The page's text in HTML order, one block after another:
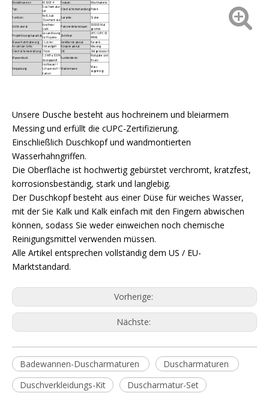
Modellnummer: AF6003-4 Feature:
Mischbatterie
Typ:
Duscharmatur-
Set
Oberflächenbehandlung:Poliert
Funktion:
Heiß, kalt
Duscharmatur
Garantie: 5 Jahre
Griffmaterial:
Rostfreier
Stahl
Patronenlebensdauer:
500000 Mal
geöffnet
Projektlösungskapazität:
Gesamtlösung
für Projekte
Zertifikat:
UPC CUPC CE
WRAS
Wasserhahnhalterung:
2 Löcher Ventilkernmaterial:
Keramik
Anzahl der Griffe:
Einhandgriff Körpermaterial:
Messing
Oberflächenveredelung: Chrom Stil:
Zeitgenössisch
Wasserdruck:
1,5 MPa 100 %
druckgeprüft
Kundendienst:
Rückgabe und
Ersatz
Verpackung:
Stoffbeutel +
Schaumstoff +
Karton
Markenname:
Mass
angefertigt
Unsere Dusche besteht aus hochreinem und bleiarmem
Messing und erfüllt die cUPC-Zertifizierung.
Einschließlich Duschkopf und wandmontierten
Wasserhahngriffen.
Die Oberfläche ist hochwertig gebürstet verchromt, kratzfest,
korrosionsbeständig, stark und langlebig.
Der Duschkopf besteht aus einer Düse für weiches Wasser,
mit der Sie Kalk und Kalk einfach mit den Fingern abwischen
können, sodass Sie weder einweichen noch chemische
Reinigungsmittel verwenden müssen.
Alle Artikel entsprechen vollständig dem US / EU-
Marktstandard.
Vorherige:
Nächste:
Badewannen-Duscharmaturen
Duscharmaturen
Duschverkleidungs-Kit
Duscharmatur-Set